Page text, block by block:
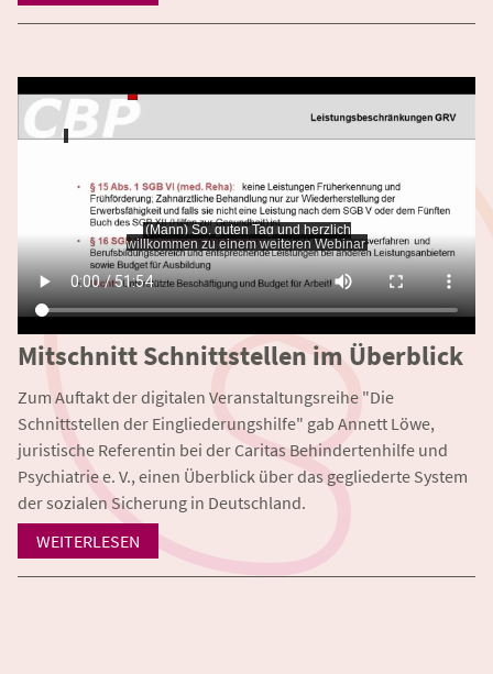
Mitschnitt Schnittstellen im Überblick
Zum Auftakt der digitalen Veranstaltungsreihe "Die
Schnittstellen der Eingliederungshilfe" gab Annett Löwe,
juristische Referentin bei der Caritas Behindertenhilfe und
Psychiatrie e. V., einen Überblick über das gegliederte System
der sozialen Sicherung in Deutschland.
WEITERLESEN